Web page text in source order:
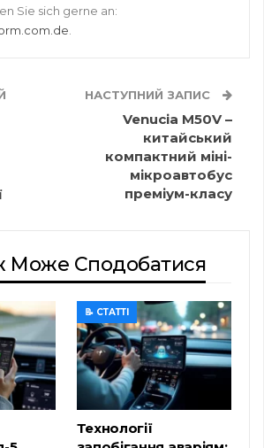
Sie sich gerne an:
.
НАСТУПНИЙ ЗАПИС
Venucia M50V –
китайський
компактний міні-
мікроавтобус
преміум-класу
Може Сподобатися
📝 СТАТТІ
Технології